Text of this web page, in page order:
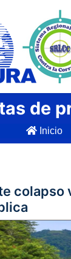
de
Inicio
colapso